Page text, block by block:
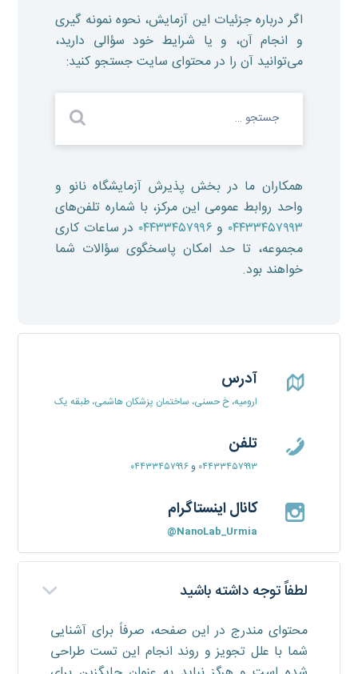
اگر درباره جزئیات این آزمایش، نحوه نمونه گیری
و انجام آن، و یا شرایط خود سؤالی دارید،
می‌توانید آن را در محتوای سایت جستجو کنید:
همکاران ما در بخش پذیرش آزمایشگاه نانو و
واحد روابط عمومی این مرکز، با شماره تلفن‌های
۰۴۴۳۳۴۵۷۹۹۳ و ۰۴۴۳۳۴۵۷۹۹۶ در ساعات کاری
مجموعه، تا حد امکان پاسخگوی سؤالات شما
خواهند بود.
آدرس
ارومیه، خ حسنی، ساختمان پزشکان هاشمی، طبقه یک
تلفن
۰۴۴۳۳۴۵۷۹۹۳ و۰۴۴۳۳۴۵۷۹۹۶
کانال اینستاگرام
NanoLab_Urmia
@
لطفاً توجه داشته باشید
محتوای مندرج در این صفحه، صرفاً برای آشنایی
شما با علل تجویز و روند انجام این تست طراحی